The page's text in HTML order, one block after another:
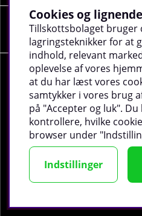
©2026
Cookies og
Tillskottsbolaget bruger
lagringsteknikker for at
indhold, relevant
oplevelse af vores
at du har læst vores
samtykker i vores brug
på "Accepter og luk".
kontrollere, hvilke
browser under
Indstillinger